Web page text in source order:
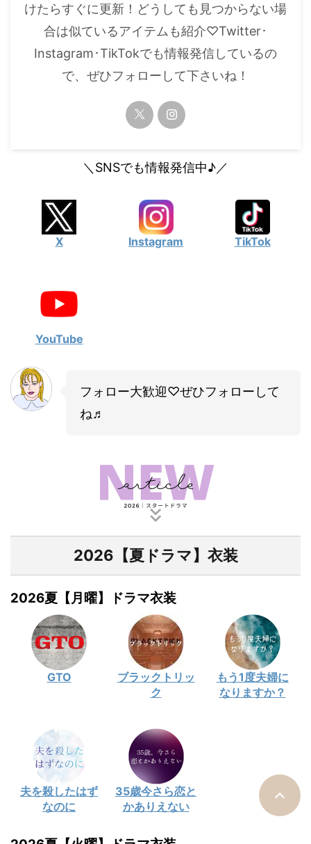
けたらすぐに更新！どうしても見つからない場
合は似ているアイテムも紹介♡Twitter･
Instagram･TikTokでも情報発信しているの
で、ぜひフォローして下さいね！
＼SNSでも情報発信中♪／
X Instagram TikTok
YouTube
フォロー大歓迎♡ぜひフォローして
ね♬
2026【夏ドラマ】衣装
2026夏【月曜】ドラマ衣装
GTO
ブラックトリッ
ク
もう1度夫婦に
なりますか？
夫を殺したはず
なのに
35歳今さら恋と
かありえない